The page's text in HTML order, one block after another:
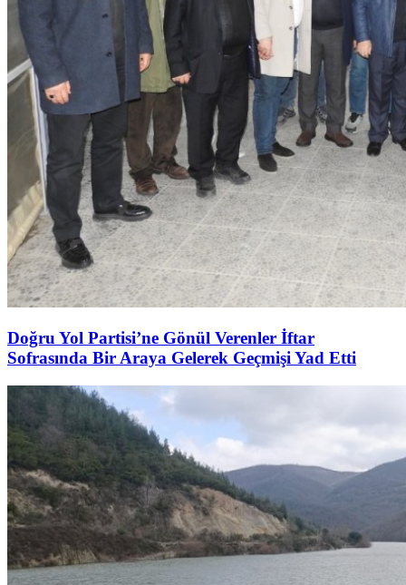
Doğru Yol Partisi’ne Gönül Verenler İftar
Sofrasında Bir Araya Gelerek Geçmişi Yad Etti